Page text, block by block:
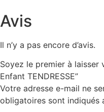
Avis
Il n’y a pas encore d’avis.
Soyez le premier à laisser
Enfant TENDRESSE”
Votre adresse e-mail ne
obligatoires sont indiqués